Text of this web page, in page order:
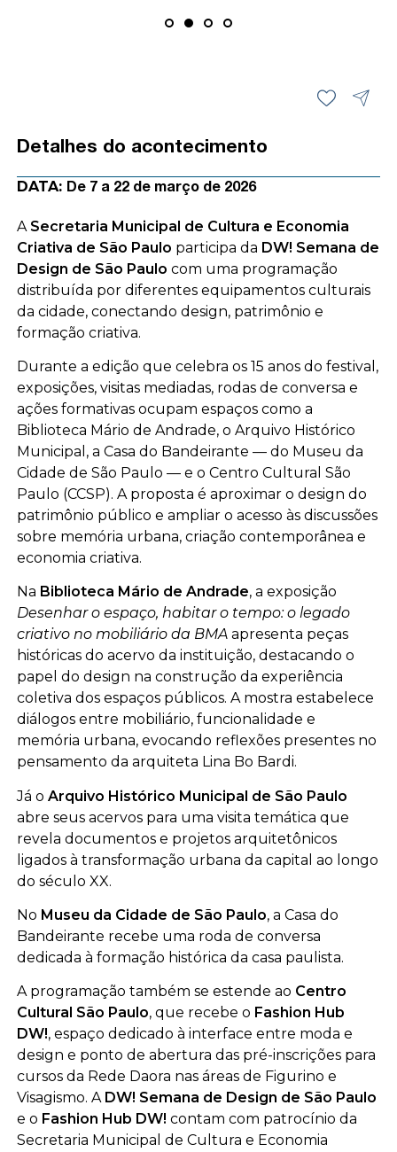
Detalhes do acontecimento
DATA: De 7 a 22 de março de 2026
A Secretaria Municipal de Cultura e Economia
Criativa de São Paulo participa da DW! Semana de
Design de São Paulo com uma programação
distribuída por diferentes equipamentos culturais
da cidade, conectando design, patrimônio e
formação criativa.
Durante a edição que celebra os 15 anos do festival,
exposições, visitas mediadas, rodas de conversa e
ações formativas ocupam espaços como a
Biblioteca Mário de Andrade, o Arquivo Histórico
Municipal, a Casa do Bandeirante — do Museu da
Cidade de São Paulo — e o Centro Cultural São
Paulo (CCSP). A proposta é aproximar o design do
patrimônio público e ampliar o acesso às discussões
sobre memória urbana, criação contemporânea e
economia criativa.
Na Biblioteca Mário de Andrade, a exposição
Desenhar o espaço, habitar o tempo: o legado
criativo no mobiliário da BMAapresenta peças
históricas do acervo da instituição, destacando o
papel do design na construção da experiência
coletiva dos espaços públicos. A mostra estabelece
diálogos entre mobiliário, funcionalidade e
memória urbana, evocando reflexões presentes no
pensamento da arquiteta Lina Bo Bardi.
Já o Arquivo Histórico Municipal de São Paulo
abre seus acervos para uma visita temática que
revela documentos e projetos arquitetônicos
ligados à transformação urbana da capital ao longo
do século XX.
No Museu da Cidade de São Paulo, a Casa do
Bandeirante recebe uma roda de conversa
dedicada à formação histórica da casa paulista.
A programação também se estende ao Centro
Cultural São Paulo, que recebe o Fashion Hub
DW!, espaço dedicado à interface entre moda e
design e ponto de abertura das pré-inscrições para
cursos da Rede Daora nas áreas de Figurino e
Visagismo. A DW! Semana de Design de São Paulo
e o Fashion Hub DW! contam com patrocínio da
Secretaria Municipal de Cultura e Economia